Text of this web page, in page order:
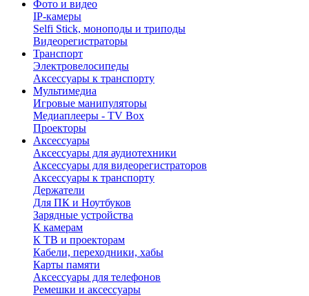
Фото и видео
IP-камеры
Selfi Stick, моноподы и триподы
Видеорегистраторы
Транспорт
Электровелосипеды
Аксессуары к транспорту
Мультимедиа
Игровые манипуляторы
Медиаплееры - TV Box
Проекторы
Аксессуары
Аксессуары для аудиотехники
Аксессуары для видеорегистраторов
Аксессуары к транспорту
Держатели
Для ПК и Ноутбуков
Зарядные устройства
К камерам
К ТВ и проекторам
Кабели, переходники, хабы
Карты памяти
Аксессуары для телефонов
Ремешки и аксессуары